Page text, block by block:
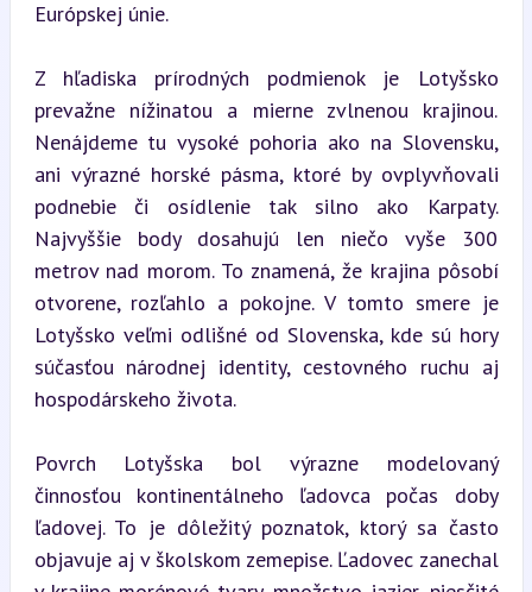
Európskej únie.
Z hľadiska prírodných podmienok je Lotyšsko
prevažne nížinatou a mierne zvlnenou krajinou.
Nenájdeme tu vysoké pohoria ako na Slovensku,
ani výrazné horské pásma, ktoré by ovplyvňovali
podnebie či osídlenie tak silno ako Karpaty.
Najvyššie body dosahujú len niečo vyše 300
metrov nad morom. To znamená, že krajina pôsobí
otvorene, rozľahlo a pokojne. V tomto smere je
Lotyšsko veľmi odlišné od Slovenska, kde sú hory
súčasťou národnej identity, cestovného ruchu aj
hospodárskeho života.
Povrch Lotyšska bol výrazne modelovaný
činnosťou kontinentálneho ľadovca počas doby
ľadovej. To je dôležitý poznatok, ktorý sa často
objavuje aj v školskom zemepise. Ľadovec zanechal